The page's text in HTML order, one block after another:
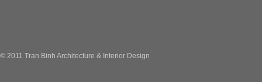
© 2011 Tran Binh Architecture & Interior Design